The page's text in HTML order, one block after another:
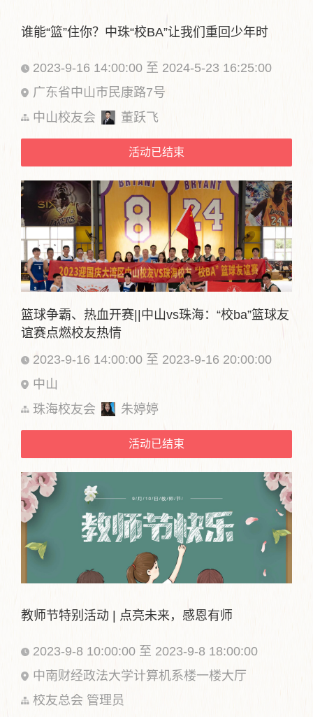
谁能“篮”住你？中珠“校BA”让我们重回少年时
2023-9-16 14:00:00 至 2024-5-23 16:25:00
广东省中山市民康路7号
中山校友会
董跃飞
活动已结束
篮球争霸、热血开赛||中山vs珠海：“校ba”篮球友
谊赛点燃校友热情
2023-9-16 14:00:00 至 2023-9-16 20:00:00
中山
珠海校友会
朱婷婷
活动已结束
教师节特别活动 | 点亮未来，感恩有师
2023-9-8 10:00:00 至 2023-9-8 18:00:00
中南财经政法大学计算机系楼一楼大厅
校友总会 管理员